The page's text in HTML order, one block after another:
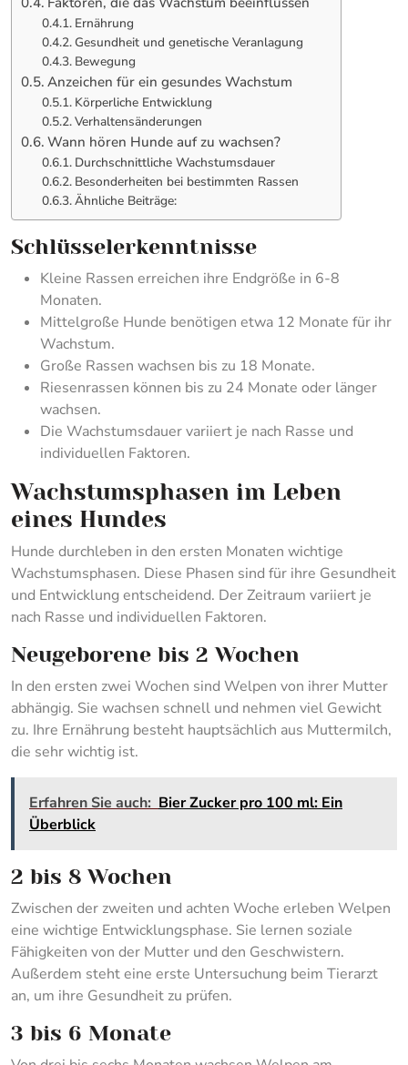
Ernährung
Gesundheit und genetische Veranlagung
Bewegung
Anzeichen für ein gesundes Wachstum
Körperliche Entwicklung
Verhaltensänderungen
Wann hören Hunde auf zu wachsen?
Durchschnittliche Wachstumsdauer
Besonderheiten bei bestimmten Rassen
Ähnliche Beiträge:
Schlüsselerkenntnisse
Kleine Rassen erreichen ihre Endgröße in 6-8
Monaten.
Mittelgroße Hunde benötigen etwa 12 Monate für ihr
Wachstum.
Große Rassen wachsen bis zu 18 Monate.
Riesenrassen können bis zu 24 Monate oder länger
wachsen.
Die Wachstumsdauer variiert je nach Rasse und
individuellen Faktoren.
Wachstumsphasen im Leben
eines Hundes
Hunde durchleben in den ersten Monaten wichtige
Wachstumsphasen. Diese Phasen sind für ihre Gesundheit
und Entwicklung entscheidend. Der Zeitraum variiert je
nach Rasse und individuellen Faktoren.
Neugeborene bis 2 Wochen
In den ersten zwei Wochen sind Welpen von ihrer Mutter
abhängig. Sie wachsen schnell und nehmen viel Gewicht
zu. Ihre Ernährung besteht hauptsächlich aus Muttermilch,
die sehr wichtig ist.
Erfahren Sie auch: Bier Zucker pro 100 ml: Ein
Überblick
2 bis 8 Wochen
Zwischen der zweiten und achten Woche erleben Welpen
eine wichtige Entwicklungsphase. Sie lernen soziale
Fähigkeiten von der Mutter und den Geschwistern.
Außerdem steht eine erste Untersuchung beim Tierarzt
an, um ihre Gesundheit zu prüfen.
3 bis 6 Monate